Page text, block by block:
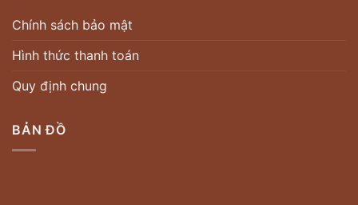
Chính sách bảo mật
Hình thức thanh toán
Quy định chung
BẢN ĐỒ